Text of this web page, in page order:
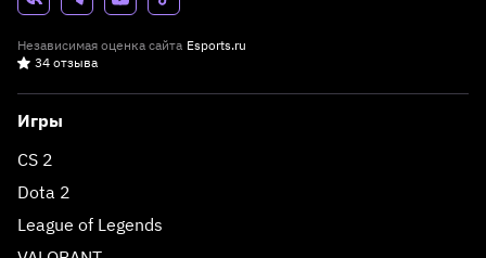
Независимая оценка сайта Esports.ru
34 отзыва
Игры
CS 2
Dota 2
League of Legends